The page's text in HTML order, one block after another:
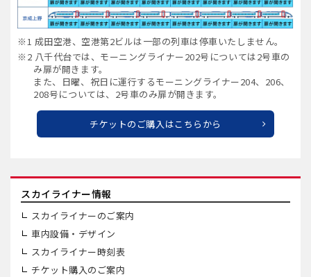
※1 成田空港、空港第2ビルは一部の列車は停車いたしません。
※2 八千代台では、モーニングライナー202号については2号車の
み扉が開きます。
また、日曜、祝日に運行するモーニングライナー204、206、
208号については、2号車のみ扉が開きます。
チケットのご購入はこちらから
スカイライナー情報
スカイライナーのご案内
車内設備・デザイン
スカイライナー時刻表
チケット購入のご案内